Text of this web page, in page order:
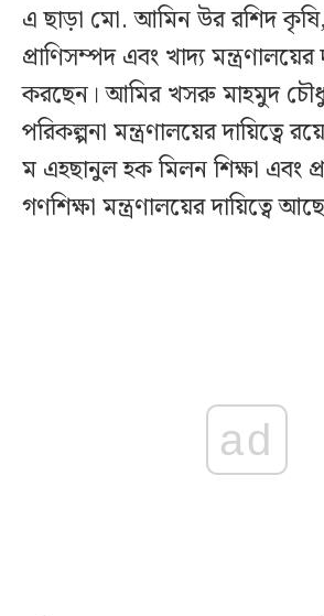
এ ছাড়া মো. আমিন উর রশিদ
প্রাণিসম্পদ এবং খাদ্য মন্ত্রণালয়ের
করছেন। আমির খসরু মাহমুদ
পরিকল্পনা মন্ত্রণালয়ের দায়িত্বে
ম এহছানুল হক মিলন শিক্ষা এবং
গণশিক্ষা মন্ত্রণালয়ের দায়িত্বে
ad